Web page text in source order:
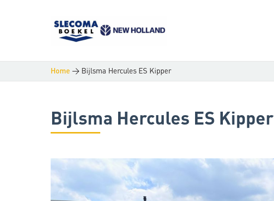
Home > Bijlsma Hercules ES Kipper
Bijlsma Hercules ES Kipper